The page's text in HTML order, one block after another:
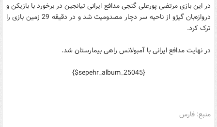
در این بازی مرتضی پورعلی گنجی مدافع ایرانی تیانجین در برخورد با بازیکن و
دروازه‌بان گیژو از ناحیه سر دچار مصدومیت شد و در دقیقه 29 زمین بازی را
ترک کرد.
در نهایت مدافع ایرانی با آمبولانس راهی بیمارستان شد.
{$sepehr_album_25045}
منبع: فارس